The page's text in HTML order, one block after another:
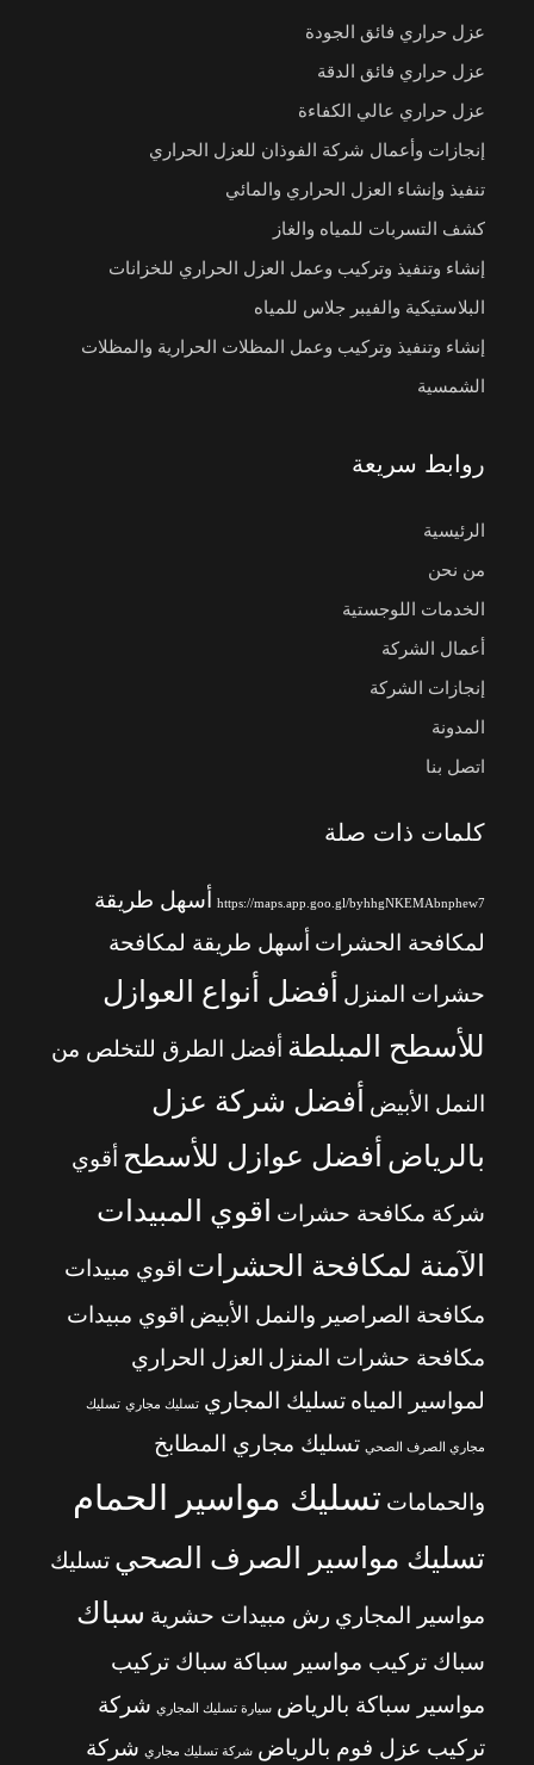
عزل حراري فائق الجودة
عزل حراري فائق الدقة
عزل حراري عالي الكفاءة
إنجازات وأعمال شركة الفوذان للعزل الحراري
تنفيذ وإنشاء العزل الحراري والمائي
كشف التسربات للمياه والغاز
إنشاء وتنفيذ وتركيب وعمل العزل الحراري للخزانات
البلاستيكية والفيبر جلاس للمياه
إنشاء وتنفيذ وتركيب وعمل المظلات الحرارية والمظلات
الشمسية
روابط سريعة
الرئيسية
من نحن
الخدمات اللوجستية
أعمال الشركة
إنجازات الشركة
المدونة
اتصل بنا
كلمات ذات صلة
https://maps.app.goo.gl/byhhgNKEMAbnphew7 أسهل طريقة
لمكافحة الحشرات أسهل طريقة لمكافحة
حشرات المنزل
أفضل أنواع العوازل
للأسطح المبلطة أفضل الطرق للتخلص من
النمل الأبيض
أفضل شركة عزل
بالرياض أفضل عوازل للأسطح أقوي
شركة مكافحة حشرات
اقوي المبيدات
الآمنة لمكافحة الحشرات اقوي مبيدات
مكافحة الصراصير والنمل الأبيض اقوي مبيدات
مكافحة حشرات المنزل العزل الحراري
لمواسير المياه تسليك المجاري تسليك مجاري تسليك
مجاري الصرف الصحي تسليك مجاري المطابخ
والحمامات تسليك مواسير الحمام
تسليك مواسير الصرف الصحي تسليك
مواسير المجاري رش مبيدات حشرية سباك
سباك تركيب مواسير سباكة سباك تركيب
مواسير سباكة بالرياض سيارة تسليك المجاري شركة
تركيب عزل فوم بالرياض شركة تسليك مجاري شركة